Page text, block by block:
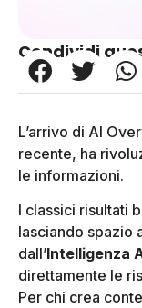
Condividi
L’arrivo di AI
recente, ha
le informazioni.
I classici risultati
lasciando spazio
dall’Intelligenza
direttamente le
Per chi crea